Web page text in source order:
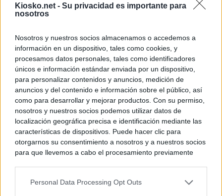
Kiosko.net - Su privacidad es importante para
nosotros
Nosotros y nuestros socios almacenamos o accedemos a
información en un dispositivo, tales como cookies, y
procesamos datos personales, tales como identificadores
únicos e información estándar enviada por un dispositivo,
para personalizar contenidos y anuncios, medición de
anuncios y del contenido e información sobre el público, así
como para desarrollar y mejorar productos. Con su permiso,
nosotros y nuestros socios podemos utilizar datos de
localización geográfica precisa e identificación mediante las
características de dispositivos. Puede hacer clic para
otorgarnos su consentimiento a nosotros y a nuestros socios
para que llevemos a cabo el procesamiento previamente
negar su consentimiento. Tenga en cuenta que algún
Personal Data Processing Opt Outs